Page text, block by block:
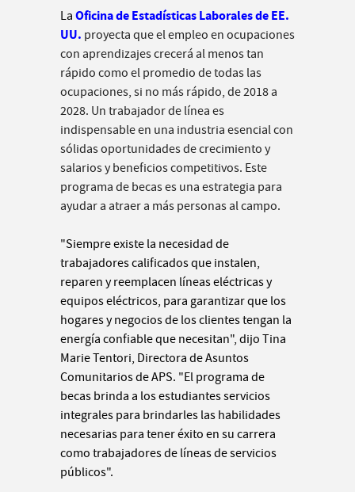
La Oficina de Estadísticas Laborales de EE.
UU. proyecta que el empleo en ocupaciones
con aprendizajes crecerá al menos tan
rápido como el promedio de todas las
ocupaciones, si no más rápido, de 2018 a
2028. Un trabajador de línea es
indispensable en una industria esencial con
sólidas oportunidades de crecimiento y
salarios y beneficios competitivos. Este
programa de becas es una estrategia para
ayudar a atraer a más personas al campo.
"Siempre existe la necesidad de
trabajadores calificados que instalen,
reparen y reemplacen líneas eléctricas y
equipos eléctricos, para garantizar que los
hogares y negocios de los clientes tengan la
energía confiable que necesitan", dijo Tina
Marie Tentori, Directora de Asuntos
Comunitarios de APS. "El programa de
becas brinda a los estudiantes servicios
integrales para brindarles las habilidades
necesarias para tener éxito en su carrera
como trabajadores de líneas de servicios
públicos".